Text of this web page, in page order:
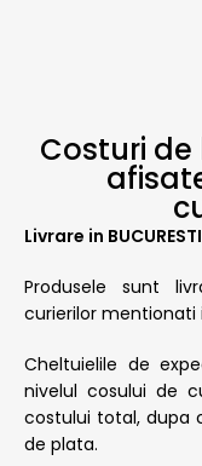
Costuri
Livrare in BUCURESTI
Produsele sunt
curierilor mentionati
Cheltuielile de
nivelul cosului de
costului total, dupa
de plata.